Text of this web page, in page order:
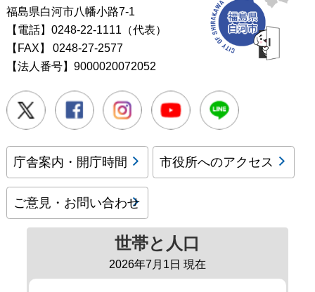
福島県白河市八幡小路7-1
【電話】0248-22-1111（代表）
【FAX】
0248-27-2577
【法人番号】9000020072052
Twitter FacebookInstagramYoutube
庁舎案内・開庁時間 市役所へのアクセス
ご意見・お問い合わせ
世帯と人口
2026年7月1日 現在